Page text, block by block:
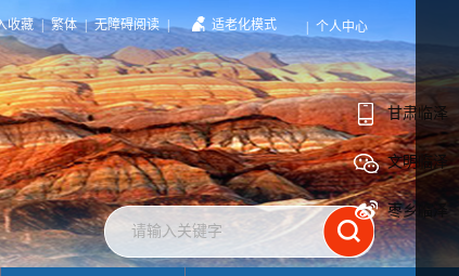
收藏 | 繁体 | 无障碍阅读 | 适老化模式 个人中心
甘肃临泽
文明临泽
枣乡临泽